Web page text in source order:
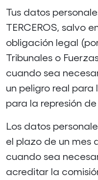
Tus datos
TERCEROS, salvo
obligación legal
Tribunales o
cuando sea
un peligro real
para la represión
Los datos
el plazo de un mes
cuando sea
acreditar la